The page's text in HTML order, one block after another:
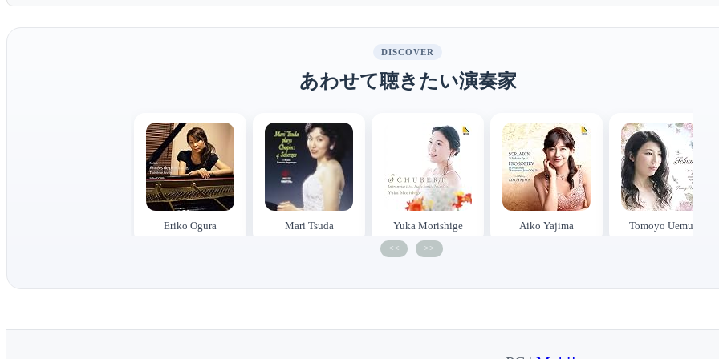
DISCOVER
あわせて聴きたい演奏家
Eriko Ogura Mari Tsuda Yuka Morishige Aiko Yajima Tomoyo Uemura
<< >>